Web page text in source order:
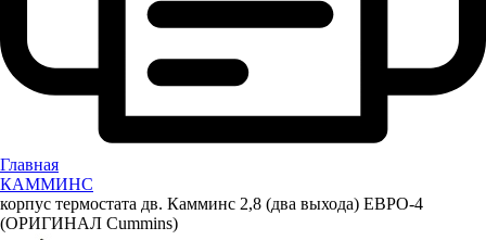
Главная
КАММИНС
корпус термостата дв. Камминс 2,8 (два выхода) ЕВРО-4
(ОРИГИНАЛ Cummins)